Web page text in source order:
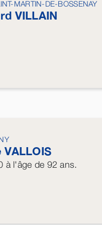
MARTIN-DE-BOSSENAY
VILLAIN
VALLOIS
à l'âge de 92 ans.